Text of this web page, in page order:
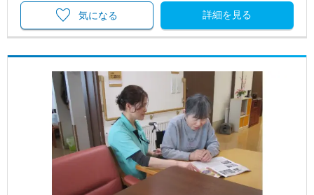
詳細を見る
気になる